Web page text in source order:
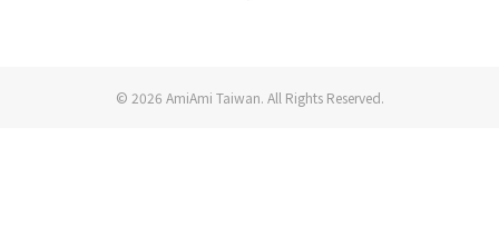
© 2026 AmiAmi Taiwan. All Rights Reserved.